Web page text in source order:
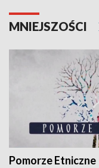
MNIEJSZOŚCI
Pomorze Etniczne